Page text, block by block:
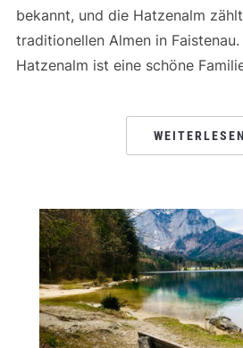
bekannt, und die Hatzenalm
traditionellen Almen in
Hatzenalm ist eine schöne
WEITERLESEN